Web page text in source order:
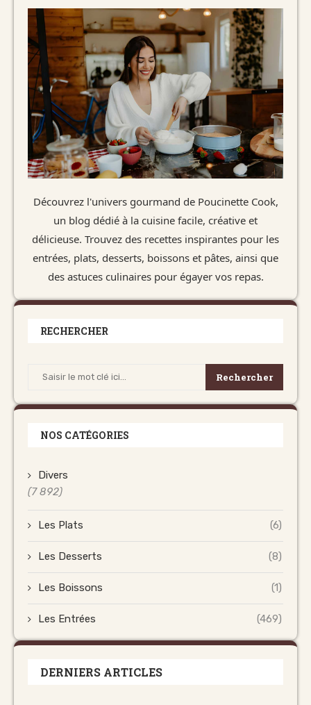
Découvrez l'univers gourmand de Poucinette Cook,
un blog dédié à la cuisine facile, créative et
délicieuse. Trouvez des recettes inspirantes pour les
entrées, plats, desserts, boissons et pâtes, ainsi que
des astuces culinaires pour égayer vos repas.
RECHERCHER
Rechercher
NOS CATÉGORIES
Divers
(7 892)
Les Plats (6)
Les Desserts (8)
Les Boissons (1)
Les Entrées (469)
DERNIERS ARTICLES